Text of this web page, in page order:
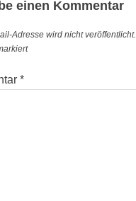
einen Kommentar
Adresse wird nicht veröffentlicht.
*